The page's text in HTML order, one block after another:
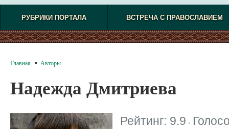
РУБРИКИ ПОРТАЛА ВСТРЕЧА С ПРАВОСЛАВИЕМ
Главная Авторы
Надежда Дмитриева
Рейтинг: 9.9